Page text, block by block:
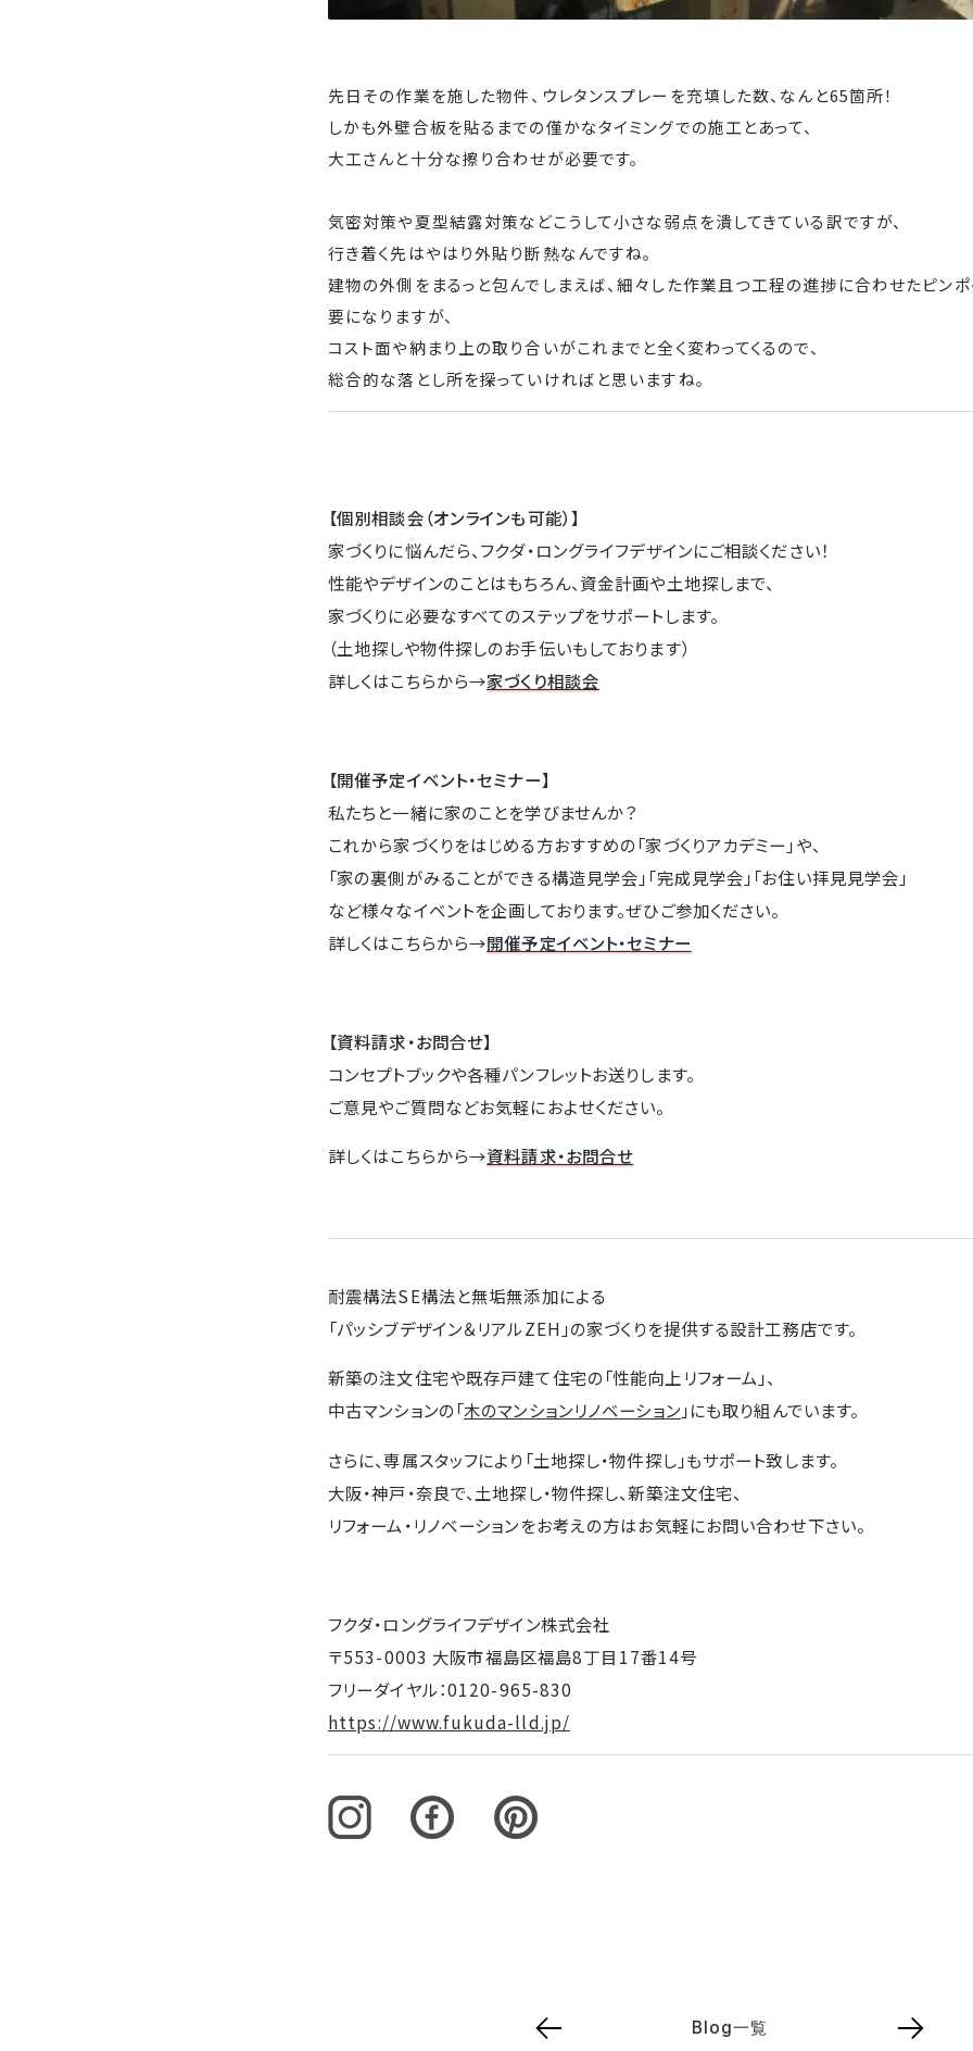
先日その作業を施した物件、ウレタンスプレーを充填した数、なんと65箇所！
しかも外壁合板を貼るまでの僅かなタイミングでの施工とあって、
大工さんと十分な擦り合わせが必要です。
気密対策や夏型結露対策などこうして小さな弱点を潰してきている訳ですが、
行き着く先はやはり外貼り断熱なんですね。
建物の外側をまるっと包んでしまえば、細々した作業且つ工程の進捗に合わせたピン
要になりますが、
コスト面や納まり上の取り合いがこれまでと全く変わってくるので、
総合的な落とし所を探っていければと思いますね。
【個別相談会（オンラインも可能）】
家づくりに悩んだら、フクダ・ロングライフデザインにご相談ください！
性能やデザインのことはもちろん、資金計画や土地探しまで、
家づくりに必要なすべてのステップをサポートします。
（土地探しや物件探しのお手伝いもしております）
詳しくはこちらから→家づくり相談会
【開催予定イベント・セミナー】
私たちと一緒に家のことを学びませんか？
これから家づくりをはじめる方おすすめの「家づくりアカデミー」や、
「家の裏側がみることができる構造見学会」「完成見学会」「お住い拝見見学会」
など様々なイベントを企画しております。ぜひご参加ください。
詳しくはこちらから→開催予定イベント・セミナー
【資料請求・お問合せ】
コンセプトブックや各種パンフレットお送りします。
ご意見やご質問などお気軽におよせください。
詳しくはこちらから→資料請求・お問合せ
耐震構法SE構法と無垢無添加による
「パッシブデザイン＆リアルZEH」の家づくりを提供する設計工務店です。
新築の注文住宅や既存戸建て住宅の「性能向上リフォーム」、
中古マンションの「木のマンションリノベーション 」にも取り組んでいます。
さらに、専属スタッフにより「土地探し・物件探し」もサポート致します。
大阪・神戸・奈良で、土地探し・物件探し、新築注文住宅、
リフォーム・リノベーションをお考えの方はお気軽にお問い合わせ下さい。
フクダ・ロングライフデザイン株式会社
〒553-0003 大阪市福島区福島8丁目17番14号
フリーダイヤル：0120-965-830
https://www.fukuda-lld.jp/
Blog一覧